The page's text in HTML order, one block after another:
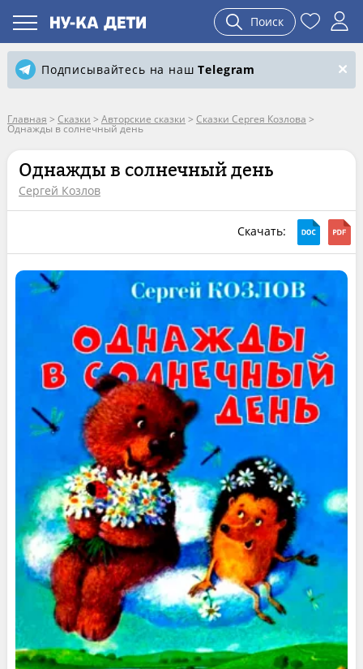
Поиск
Подписывайтесь на нашTelegram
Главная > Сказки > Авторские сказки > Сказки Сергея Козлова >
Однажды в солнечный день
Однажды в солнечный день
Сергей Козлов
Скачать: